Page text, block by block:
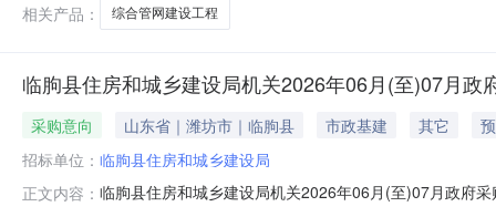
相关产品：
综合管网建设工程
临朐县住房和城乡建设局机关2026年06月(至)07月政
采购意向 山东省｜潍坊市｜临朐县 市政基建 其它
招标单位： 临朐县住房和城乡建设局
正文内容： 临朐县住房和城乡建设局机关2026年06月(至)07月政府